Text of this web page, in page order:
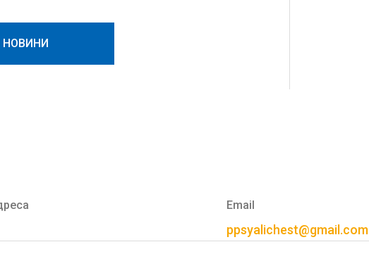
НОВИНИ
Email
ppsyalichest@gmail.com